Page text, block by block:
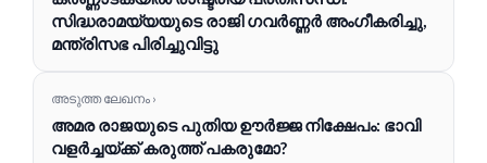
സിദ്ധരാമയ്യയുടെ രാജി ഗവർണ്ണർ അംഗീകരിച്ചു,
മന്ത്രിസഭ പിരിച്ചുവിട്ടു
അടുത്ത ലേഖനം ›
അമര രാജയുടെ പുതിയ ഊർജ്ജ നിക്ഷേപം: ഭാവി
വളർച്ചയ്ക്ക് കരുത്ത് പകരുമോ?